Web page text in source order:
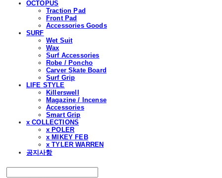
OCTOPUS
Traction Pad
Front Pad
Accessories Goods
SURF
Wet Suit
Wax
Surf Accessories
Robe / Poncho
Carver Skate Board
Surf Grip
LIFE STYLE
Killerswell
Magazine / Incense
Accessories
Smart Grip
x COLLECTIONS
x POLER
x MIKEY FEB
x TYLER WARREN
공지사항